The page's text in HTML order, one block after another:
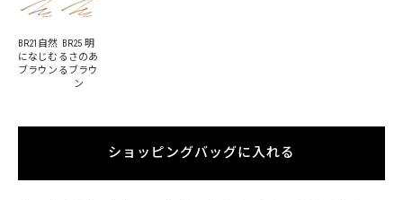
BR21自然
になじむ
ブラウン
BR25 明
るさのあ
るブラウ
ン
ショッピングバッグに入れる